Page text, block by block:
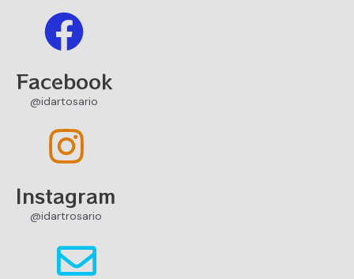
Facebook
@idartosario
Instagram
@idartrosario